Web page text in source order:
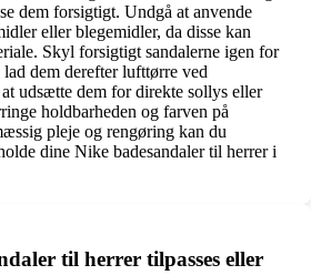
dem forsigtigt. Undgå at anvende
eller blegemidler, da disse kan
Skyl forsigtigt sandalerne igen for
dem derefter lufttørre ved
udsætte dem for direkte sollys eller
holdbarheden og farven på
pleje og rengøring kan du
dine Nike badesandaler til herrer i
til herrer tilpasses eller